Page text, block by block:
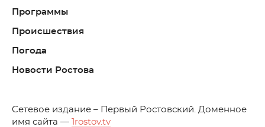
Программы
Происшествия
Погода
Новости Ростова
Cетевое издание – Первый Ростовский. Доменное
имя сайта —
1rostov.tv